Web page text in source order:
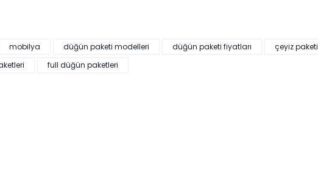
mobilya düğün paketi modelleri düğün paketi fiyatları çeyiz paketi
full düğün paketleri